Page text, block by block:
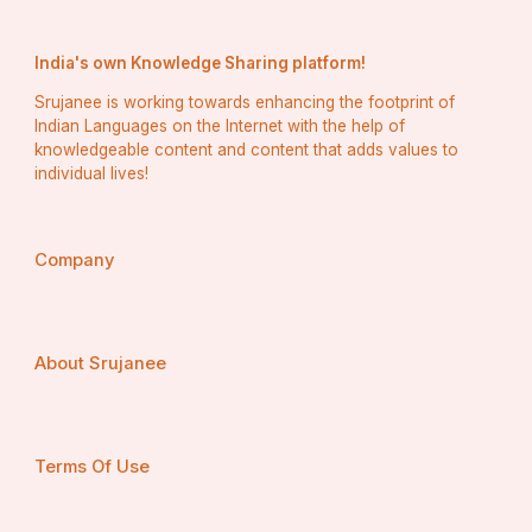
ଭାରତରେ ବିଭିନ୍ନ ଧର୍ମ, ସଂସ୍କୃତି, ଭାଷା ର ଲୋକ ବାସ
କରନ୍ତି । ସେମାନଙ୍କର ଖାଦ୍ୟ, ପୋଷାକ, ଚାଲିଚଳଣି ମଧ୍ୟ
ଭିନ୍ନ । କିନ୍ତୁ ପରିଶେଷରେ ସମସ୍ତେ ଭାରତୀୟ । ଭାରତରେ
ବିଭୀଧ୍ୟତା ମଧ୍ୟରେ ଏକତା ଦେଖିବାକୁ ମିଳେ । ଏପରି
ସ୍ୱାଧୀନତା ପରେ ଦେଶ କିପରି ଭାବେ
India's own Knowledge Sharing platform!
Srujanee is working towards enhancing the footprint of
Indian Languages on the Internet with the help of
knowledgeable content and content that adds values to
individual lives!
Company
About Srujanee
Terms Of Use